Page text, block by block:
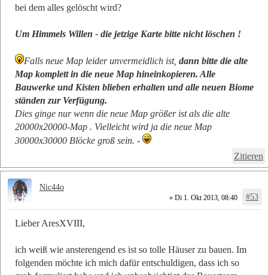
bei dem alles gelöscht wird?
Um Himmels Willen - die jetzige Karte bitte nicht löschen !
Falls neue Map leider unvermeidlich ist, dann bitte die alte
Map komplett in die neue Map hineinkopieren. Alle
Bauwerke und Kisten blieben erhalten und alle neuen Biome
ständen zur Verfügung.
Dies ginge nur wenn die neue Map größer ist als die alte
20000x20000-Map . Vielleicht wird ja die neue Map
30000x30000 Blöcke groß sein. -
Zitieren
» Di 1. Okt 2013, 08:40 #53
Lieber AresXVIII,
ich weiß wie ansterengend es ist so tolle Häuser zu bauen. Im
folgenden möchte ich mich dafür entschuldigen, dass ich so
Nic44o